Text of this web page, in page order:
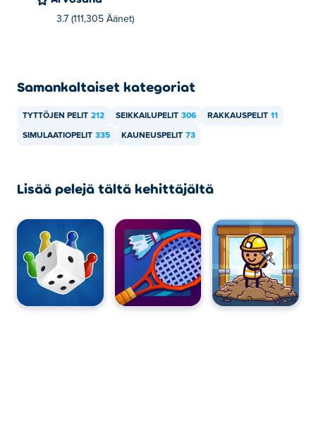
3.7 (111,305 Äänet)
Samankaltaiset kategoriat
TYTTÖJEN PELIT 212 SEIKKAILUPELIT 306 RAKKAUSPELIT 11
SIMULAATIOPELIT 335 KAUNEUSPELIT 73
Lisää pelejä tältä kehittäjältä